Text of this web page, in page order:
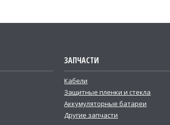
ЗАПЧАСТИ
Кабели
Защитные пленки и стекла
Аккумуляторные батареи
Другие запчасти